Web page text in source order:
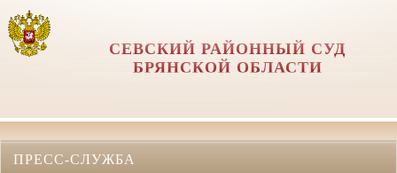
СЕВСКИЙ РАЙОННЫЙ СУД
БРЯНСКОЙ ОБЛАСТИ
ПРЕСС-СЛУЖБА